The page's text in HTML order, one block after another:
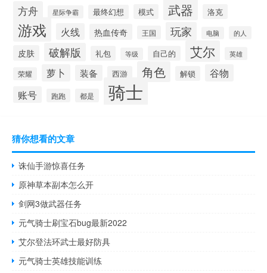
方舟 星际争霸 最终幻想 模式 武器 洛克
游戏 火线 热血传奇 王国 玩家 电脑 的人
皮肤 破解版 礼包 等级 自己的 艾尔 英雄
荣耀 萝卜 装备 西游 角色 解锁 谷物
账号 跑跑 都是 骑士
猜你想看的文章
诛仙手游惊喜任务
原神草本副本怎么开
剑网3做武器任务
元气骑士刷宝石bug最新2022
艾尔登法环武士最好防具
元气骑士英雄技能训练